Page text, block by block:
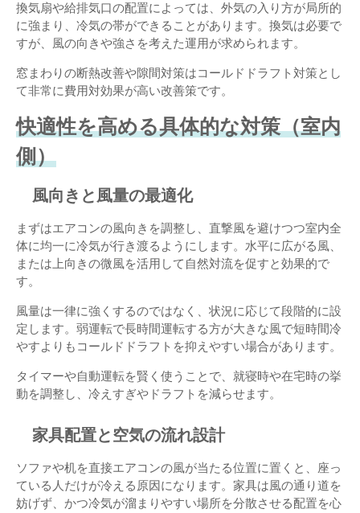
換気扇や給排気口の配置によっては、外気の入り方が局所的
に強まり、冷気の帯ができることがあります。換気は必要で
すが、風の向きや強さを考えた運用が求められます。
窓まわりの断熱改善や隙間対策はコールドドラフト対策とし
て非常に費用対効果が高い改善策です。
快適性を高める具体的な対策（室内
側）
風向きと風量の最適化
まずはエアコンの風向きを調整し、直撃風を避けつつ室内全
体に均一に冷気が行き渡るようにします。水平に広がる風、
または上向きの微風を活用して自然対流を促すと効果的で
す。
風量は一律に強くするのではなく、状況に応じて段階的に設
定します。弱運転で長時間運転する方が大きな風で短時間冷
やすよりもコールドドラフトを抑えやすい場合があります。
タイマーや自動運転を賢く使うことで、就寝時や在宅時の挙
動を調整し、冷えすぎやドラフトを減らせます。
家具配置と空気の流れ設計
ソファや机を直接エアコンの風が当たる位置に置くと、座っ
ている人だけが冷える原因になります。家具は風の通り道を
妨げず、かつ冷気が溜まりやすい場所を分散させる配置を心